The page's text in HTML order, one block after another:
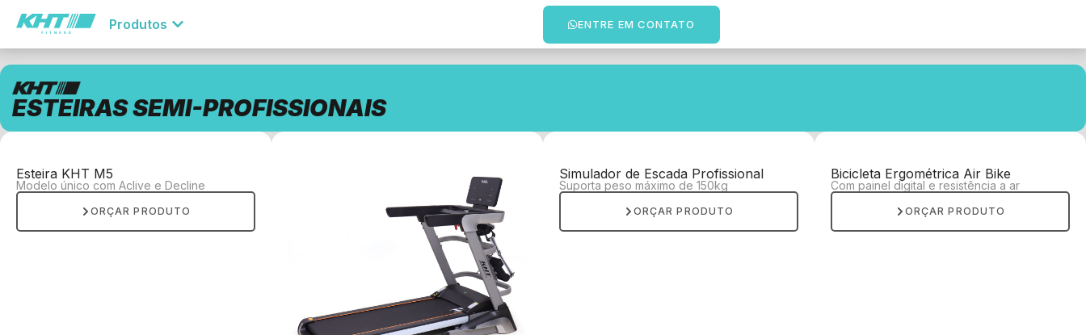
Produtos ENTRE EM CONTATO
ESTEIRAS SEMI-PROFISSIONAIS
Esteira KHT M5
Modelo único com Aclive e Decline
ORÇAR PRODUTO
Simulador de Escada Profissional
Suporta peso máximo de 150kg
ORÇAR PRODUTO
Bicicleta Ergométrica Air Bike
Com painel digital e resistência a ar
ORÇAR PRODUTO